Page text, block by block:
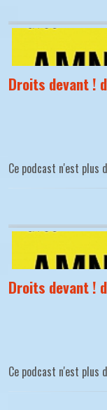
Droits devant !
Ce podcast n'est
Droits devant !
Ce podcast n'est plus